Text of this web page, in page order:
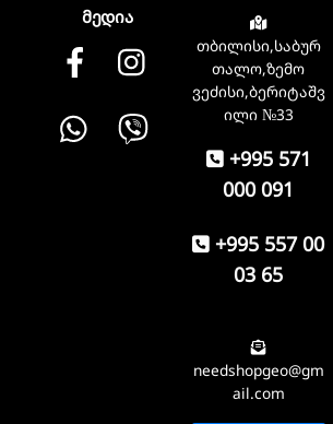
მედია
Facebook instagram
Whatsapp
თბილისი,საბურ
თალო,ზემო
ვეძისი,ბერიტაშვ
ილი №33
+995 571
000 091
+995 557 00
03 65
needshopgeo@gm
ail.com